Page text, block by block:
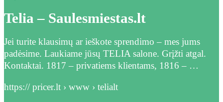
Telia – Saulesmiestas.lt
Jei turite klausimų ar ieškote sprendimo – mes jums
padėsime. Laukiame jūsų TELIA salone. Grįžti atgal.
Kontaktai. 1817 – privatiems klientams, 1816 – …
https:// pricer.lt › www › telialt